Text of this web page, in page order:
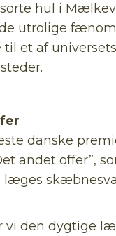
hul i
utrolige
til et af
danske
andet offer”,
læges
vi den dygtige